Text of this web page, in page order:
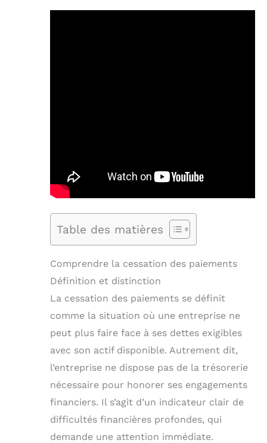
Table des matières
Comprendre la cessation des paiements
Définition et distinction
La cessation des paiements se définit
comme la situation où une entreprise ne
peut plus faire face à ses dettes exigibles
avec son actif disponible. Autrement dit,
l’entreprise ne dispose pas de la trésorerie
nécessaire pour honorer ses engagements
financiers. Il s’agit d’un indicateur clair de
difficultés financières profondes, qui
demande une attention immédiate.